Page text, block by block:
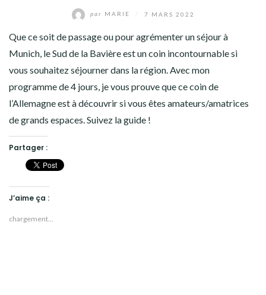
par MARIE 7 MARS 2022
Que ce soit de passage ou pour agrémenter un séjour à
Munich, le Sud de la Bavière est un coin incontournable si
vous souhaitez séjourner dans la région. Avec mon
programme de 4 jours, je vous prouve que ce coin de
l’Allemagne est à découvrir si vous êtes amateurs/amatrices
de grands espaces. Suivez la guide !
Partager :
J’aime ça :
chargement…